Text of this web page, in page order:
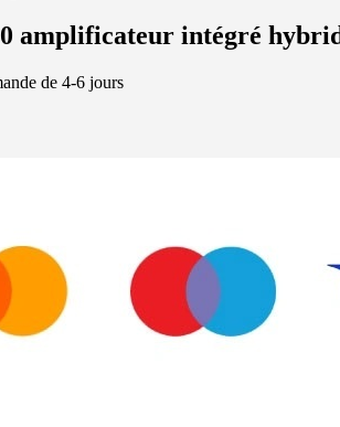
amplificateur intégré
de 4-6 jours